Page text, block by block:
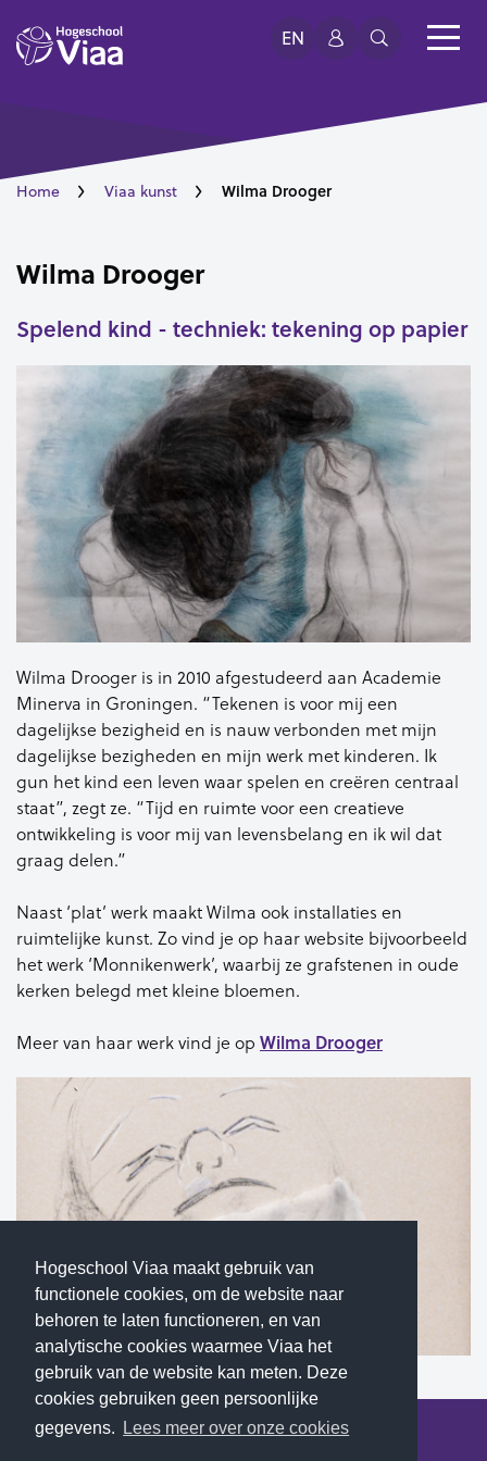
Hogeschool Viaa maakt gebruik van
functionele cookies, om de website naar
behoren te laten functioneren, en van
analytische cookies waarmee Viaa het
gebruik van de website kan meten. Deze
cookies gebruiken geen persoonlijke
gegevens.
Lees meer over onze cookies
EN
Home Viaa kunst Wilma Drooger
Wilma Drooger
Spelend kind - techniek: tekening op papier
Wilma Drooger is in 2010 afgestudeerd aan Academie
Minerva in Groningen. “Tekenen is voor mij een
dagelijkse bezigheid en is nauw verbonden met mijn
dagelijkse bezigheden en mijn werk met kinderen. Ik
gun het kind een leven waar spelen en creëren centraal
staat”, zegt ze. “Tijd en ruimte voor een creatieve
ontwikkeling is voor mij van levensbelang en ik wil dat
graag delen.”
Naast ‘plat’ werk maakt Wilma ook installaties en
ruimtelijke kunst. Zo vind je op haar website bijvoorbeeld
het werk ‘Monnikenwerk’, waarbij ze grafstenen in oude
kerken belegd met kleine bloemen.
Meer van haar werk vind je op Wilma Drooger